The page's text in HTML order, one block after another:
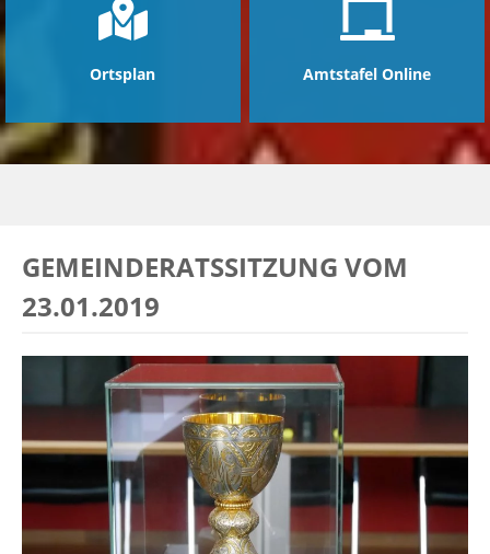
Ortsplan Amtstafel Online
GEMEINDERATSSITZUNG VOM
23.01.2019